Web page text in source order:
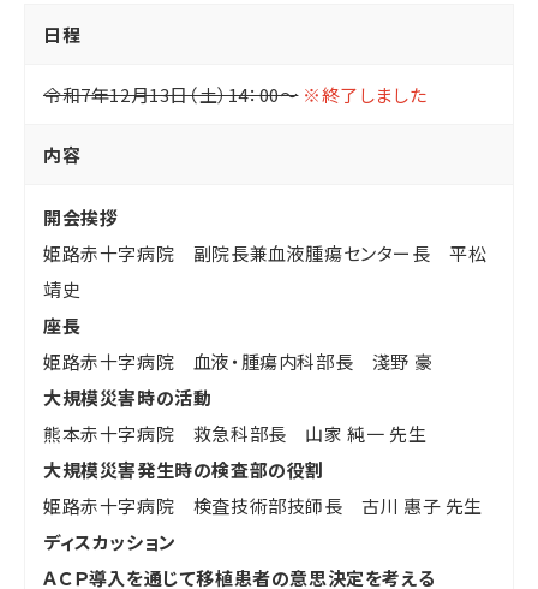
日程
令和7年12月13日（土）14：00～ ※終了しました
内容
開会挨拶
姫路赤十字病院 副院長兼血液腫瘍センター長 平松
靖史
座長
姫路赤十字病院 血液・腫瘍内科部長 淺野 豪
大規模災害時の活動
熊本赤十字病院 救急科部長 山家 純一 先生
大規模災害発生時の検査部の役割
姫路赤十字病院 検査技術部技師長 古川 惠子 先生
ディスカッション
ＡＣＰ導入を通じて移植患者の意思決定を考える